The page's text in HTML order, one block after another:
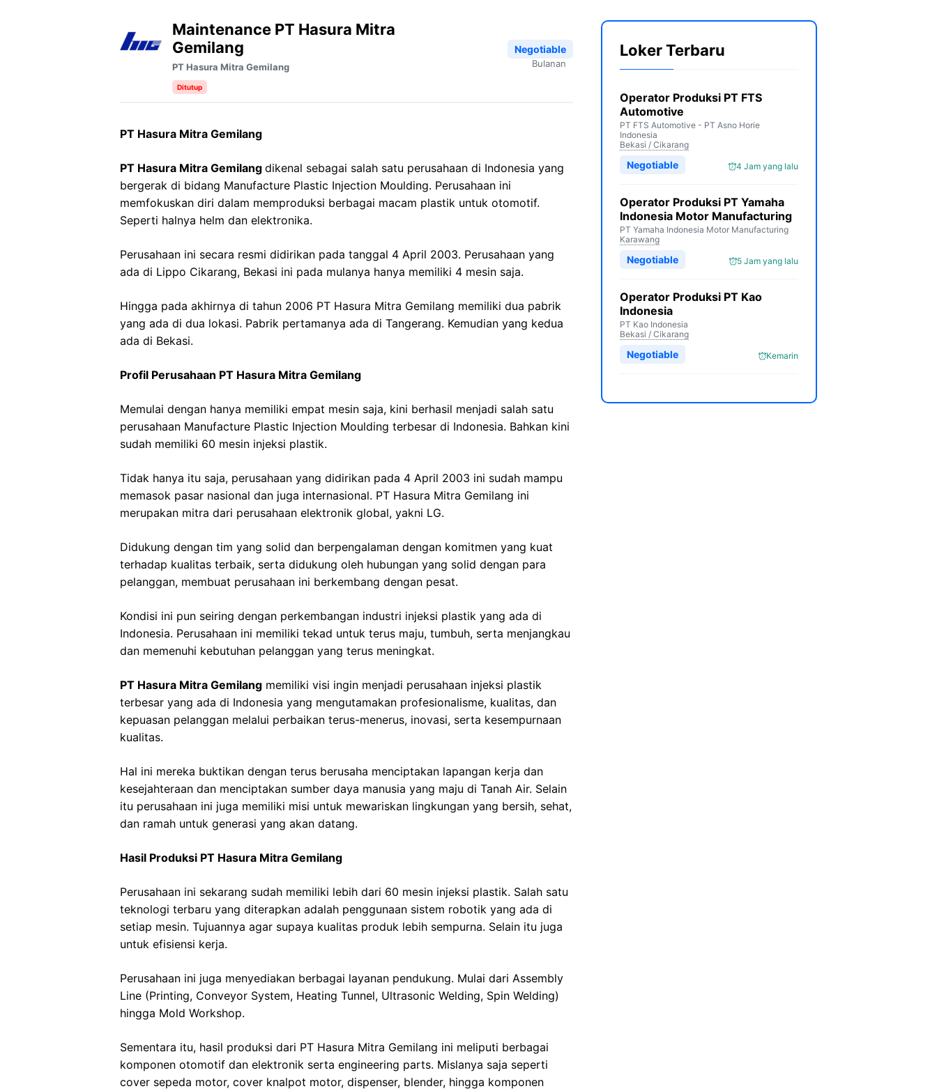
Maintenance PT Hasura Mitra
Gemilang
PT Hasura Mitra Gemilang
Ditutup
Negotiable
Bulanan
PT Hasura Mitra Gemilang
PT Hasura Mitra Gemilang dikenal sebagai salah satu perusahaan di Indonesia yang
bergerak di bidang Manufacture Plastic Injection Moulding. Perusahaan ini
memfokuskan diri dalam memproduksi berbagai macam plastik untuk otomotif.
Seperti halnya helm dan elektronika.
Perusahaan ini secara resmi didirikan pada tanggal 4 April 2003. Perusahaan yang
ada di Lippo Cikarang, Bekasi ini pada mulanya hanya memiliki 4 mesin saja.
Hingga pada akhirnya di tahun 2006 PT Hasura Mitra Gemilang memiliki dua pabrik
yang ada di dua lokasi. Pabrik pertamanya ada di Tangerang. Kemudian yang kedua
ada di Bekasi.
Profil Perusahaan PT Hasura Mitra Gemilang
Memulai dengan hanya memiliki empat mesin saja, kini berhasil menjadi salah satu
perusahaan Manufacture Plastic Injection Moulding terbesar di Indonesia. Bahkan kini
sudah memiliki 60 mesin injeksi plastik.
Tidak hanya itu saja, perusahaan yang didirikan pada 4 April 2003 ini sudah mampu
memasok pasar nasional dan juga internasional. PT Hasura Mitra Gemilang ini
merupakan mitra dari perusahaan elektronik global, yakni LG.
Didukung dengan tim yang solid dan berpengalaman dengan komitmen yang kuat
terhadap kualitas terbaik, serta didukung oleh hubungan yang solid dengan para
pelanggan, membuat perusahaan ini berkembang dengan pesat.
Kondisi ini pun seiring dengan perkembangan industri injeksi plastik yang ada di
Indonesia. Perusahaan ini memiliki tekad untuk terus maju, tumbuh, serta menjangkau
dan memenuhi kebutuhan pelanggan yang terus meningkat.
PT Hasura Mitra Gemilang memiliki visi ingin menjadi perusahaan injeksi plastik
terbesar yang ada di Indonesia yang mengutamakan profesionalisme, kualitas, dan
kepuasan pelanggan melalui perbaikan terus-menerus, inovasi, serta kesempurnaan
kualitas.
Hal ini mereka buktikan dengan terus berusaha menciptakan lapangan kerja dan
kesejahteraan dan menciptakan sumber daya manusia yang maju di Tanah Air. Selain
itu perusahaan ini juga memiliki misi untuk mewariskan lingkungan yang bersih, sehat,
dan ramah untuk generasi yang akan datang.
Hasil Produksi PT Hasura Mitra Gemilang
Perusahaan ini sekarang sudah memiliki lebih dari 60 mesin injeksi plastik. Salah satu
teknologi terbaru yang diterapkan adalah penggunaan sistem robotik yang ada di
setiap mesin. Tujuannya agar supaya kualitas produk lebih sempurna. Selain itu juga
untuk efisiensi kerja.
Perusahaan ini juga menyediakan berbagai layanan pendukung. Mulai dari Assembly
Line (Printing, Conveyor System, Heating Tunnel, Ultrasonic Welding, Spin Welding)
hingga Mold Workshop.
Sementara itu, hasil produksi dari PT Hasura Mitra Gemilang ini meliputi berbagai
komponen otomotif dan elektronik serta engineering parts. Mislanya saja seperti
cover sepeda motor, cover knalpot motor, dispenser, blender, hingga komponen
Loker Terbaru
Operator Produksi PT FTS
Automotive
PT FTS Automotive - PT Asno Horie
Indonesia
Bekasi / Cikarang
4 Jam yang lalu
Negotiable
Operator Produksi PT Yamaha
Indonesia Motor Manufacturing
PT Yamaha Indonesia Motor Manufacturing
Karawang
5 Jam yang lalu
Negotiable
Operator Produksi PT Kao
Indonesia
PT Kao Indonesia
Bekasi / Cikarang
Kemarin
Negotiable